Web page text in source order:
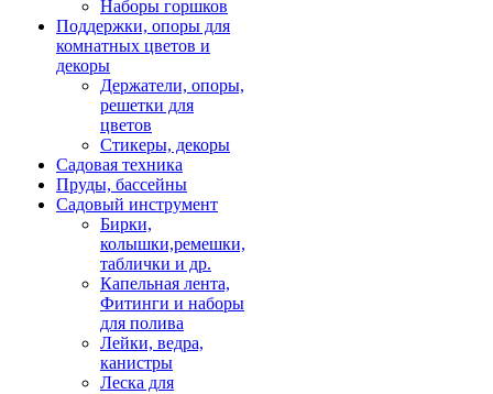
Наборы горшков
Поддержки, опоры для
комнатных цветов и
декоры
Держатели, опоры,
решетки для
цветов
Стикеры, декоры
Садовая техника
Пруды, бассейны
Садовый инструмент
Бирки,
колышки,ремешки,
таблички и др.
Капельная лента,
Фитинги и наборы
для полива
Лейки, ведра,
канистры
Леска для